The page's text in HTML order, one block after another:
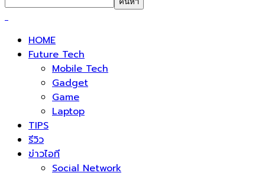
HOME
Future Tech
Mobile Tech
Gadget
Game
Laptop
TIPS
รีวิว
ข่าวไอที
Social Network